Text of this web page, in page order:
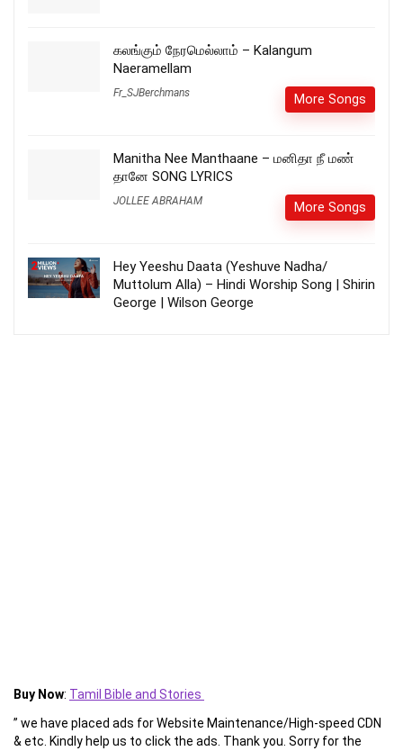
கலங்கும் நேரமெல்லாம் – Kalangum
Naeramellam
Fr_SJBerchmans More Songs
Manitha Nee Manthaane – மனிதா நீ மண்
தானே SONG LYRICS
JOLLEE ABRAHAM More Songs
Hey Yeeshu Daata (Yeshuve Nadha/
Muttolum Alla) – Hindi Worship Song | Shirin
George | Wilson George
Buy Now: Tamil Bible and Stories
” we have placed ads for Website Maintenance/High-speed CDN
& etc. Kindly help us to click the ads. Thank you. Sorry for the